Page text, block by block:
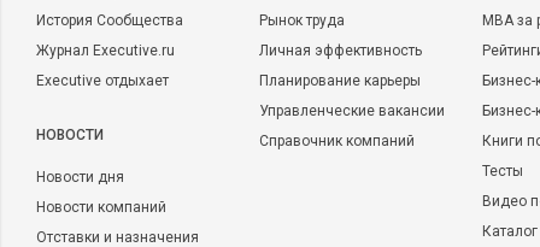
История Сообщества
Журнал Executive.ru
Executive отдыхает
НОВОСТИ
Новости дня
Новости компаний
Отставки и назначения
Рынок труда
Личная эффективность
Планирование карьеры
Управленческие вакансии
Справочник компаний
MBA
Бизнес-
Книги
Тесты
Видео